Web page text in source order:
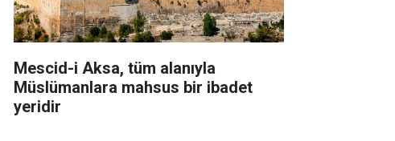
Mescid-i Aksa, tüm alanıyla
Müslümanlara mahsus bir ibadet
yeridir